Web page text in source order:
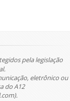
pela legislação
eletrônico ou
do A12